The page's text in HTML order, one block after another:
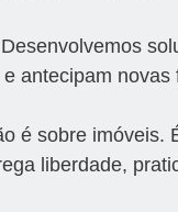
Desenvolvemos
antecipam novas
é sobre imóveis.
liberdade,